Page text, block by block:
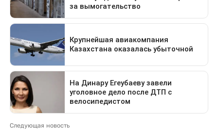
Следующая новость